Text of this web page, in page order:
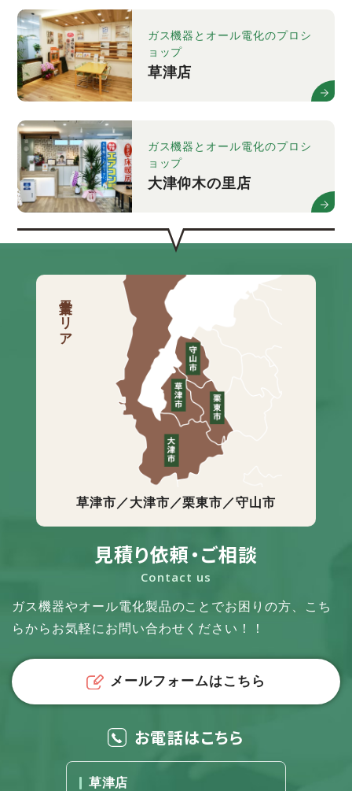
ガス機器とオール電化のプロシ
ョップ
草津店
ガス機器とオール電化のプロシ
ョップ
大津仰木の里店
営業エリア
草津市／大津市／栗東市／守山市
見積り依頼・ご相談
Contact us
ガス機器やオール電化製品のことでお困りの方、
こち
らからお気軽にお問い合わせください！！
メールフォームはこちら
お電話はこちら
草津店